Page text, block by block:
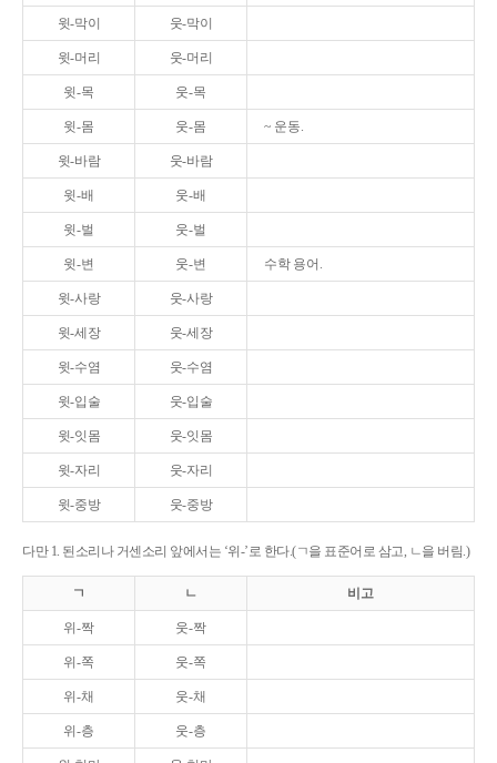
윗-막이 웃-막이
윗-머리 웃-머리
윗-목 웃-목
윗-몸 웃-몸 ~ 운동.
윗-바람 웃-바람
윗-배 웃-배
윗-벌 웃-벌
윗-변 웃-변 수학 용어.
윗-사랑 웃-사랑
윗-세장 웃-세장
윗-수염 웃-수염
윗-입술 웃-입술
윗-잇몸 웃-잇몸
윗-자리 웃-자리
윗-중방 웃-중방
다만 1. 된소리나 거센소리 앞에서는 ‘위-’로 한다.(ㄱ을 표준어로 삼고, ㄴ을 버림.)
ㄱ ㄴ 비고
위-짝 웃-짝
위-쪽 웃-쪽
위-채 웃-채
위-층 웃-층